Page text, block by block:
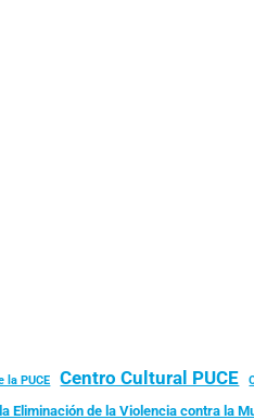
la PUCE Centro Cultural PUCE
Eliminación de la Violencia contra la